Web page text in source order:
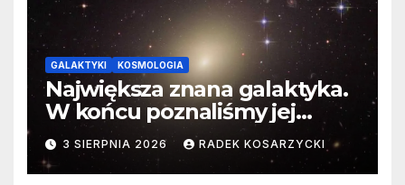
GALAKTYKI KOSMOLOGIA
Największa znana galaktyka.
W końcu poznaliśmy jej
faktyczne wymiary
3 SIERPNIA 2026 RADEK KOSARZYCKI